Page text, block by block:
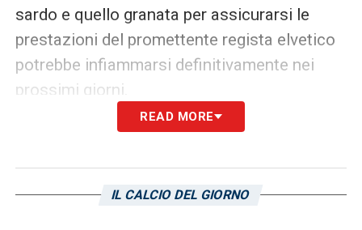
sardo e quello granata per assicurarsi le
prestazioni del promettente regista elvetico
potrebbe infiammarsi definitivamente nei
prossimi giorni.
READ MORE
IL CALCIO DEL GIORNO